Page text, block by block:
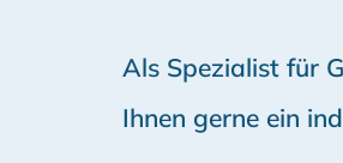
Als Spezialist für
Ihnen gerne ein